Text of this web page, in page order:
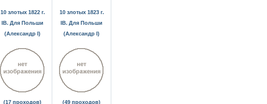
10 злотых 1822 г.
IB. Для Польши
(Александр I)
(17 проходов)
10 злотых 1823 г.
IB. Для Польши
(Александр I)
(49 проходов)